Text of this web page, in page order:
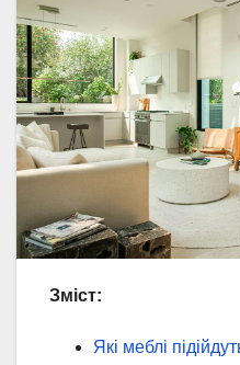
Зміст:
Які меблі